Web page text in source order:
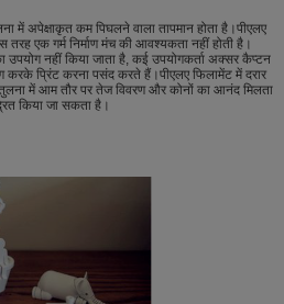
में अपेक्षाकृत कम पिघलने वाला तापमान होता है।पीएलए
एक गर्म निर्माण मंच की आवश्यकता नहीं होती है।
उपयोग नहीं किया जाता है, कई उपयोगकर्ता अक्सर कैप्टन
प्रिंट करना पसंद करते हैं।पीएलए फिलामेंट में दरार
में आम तौर पर तेज विवरण और कोनों का आनंद मिलता
किया जा सकता है।